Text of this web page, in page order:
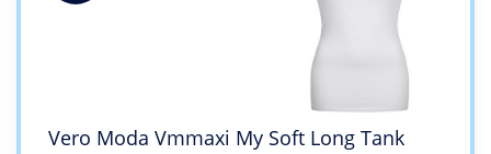
Vero Moda Vmmaxi My Soft Long Tank